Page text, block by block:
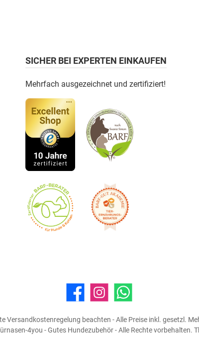
SICHER BEI EXPERTEN EINKAUFEN
Mehrfach ausgezeichnet und zertifiziert!
FacebookInstagramWhatsApp
beachten - Alle Preise inkl. gesetzl.
4you - Gutes Hundezubehör - Alle Rechte vorbehalten.